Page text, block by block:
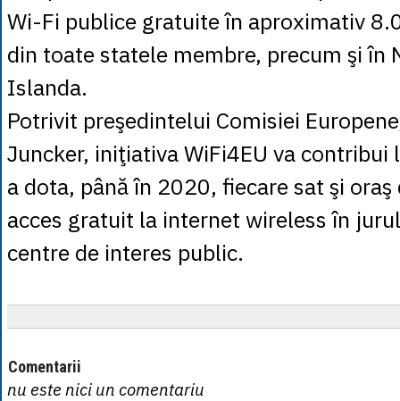
Wi-Fi publice gratuite în aproximativ
din toate statele membre, precum şi în
Islanda.
Potrivit preşedintelui Comisiei
Juncker, iniţiativa WiFi4EU va contribui
a dota, până în 2020, fiecare sat şi oraş
acces gratuit la internet wireless în
centre de interes public.
Comentarii
nu este nici un comentariu